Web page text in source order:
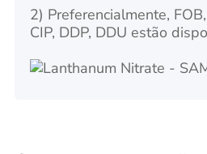
2) Preferencialmente,
CIP, DDP, DDU estão